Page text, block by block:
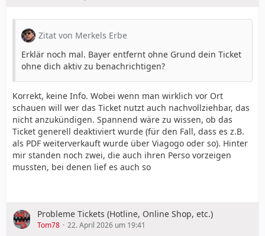
Zitat von Merkels Erbe
Erklär noch mal. Bayer entfernt ohne Grund dein Ticket
ohne dich aktiv zu benachrichtigen?
Korrekt, keine Info. Wobei wenn man wirklich vor Ort
schauen will wer das Ticket nutzt auch nachvollziehbar, das
nicht anzukündigen. Spannend wäre zu wissen, ob das
Ticket generell deaktiviert wurde (für den Fall, dass es z.B.
als PDF weiterverkauft wurde über Viagogo oder so). Hinter
mir standen noch zwei, die auch ihren Perso vorzeigen
mussten, bei denen lief es auch so
Probleme Tickets (Hotline, Online Shop, etc.)
Tom78 22. April 2026 um 19:41